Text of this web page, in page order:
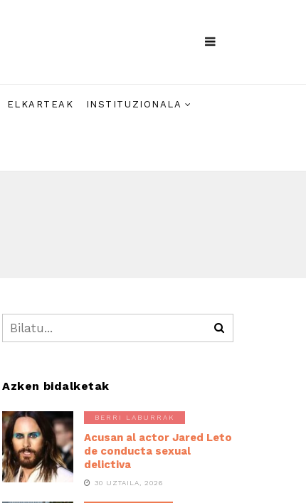
ELKARTEAK INSTITUZIONALA
Azken bidalketak
BERRI LABURRAK
Acusan al actor Jared Leto
de conducta sexual
delictiva
30 UZTAILA, 2026